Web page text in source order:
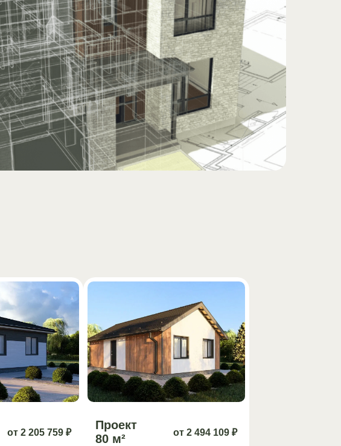
от 2 205 759 ₽
Проект
80 м²
от 2 494 109 ₽